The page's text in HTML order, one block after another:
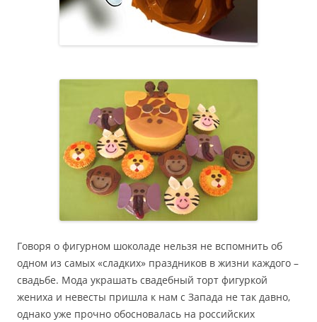
Говоря о фигурном шоколаде нельзя не вспомнить об
одном из самых «сладких» праздников в жизни каждого –
свадьбе. Мода украшать свадебный торт фигуркой
жениха и невесты пришла к нам с Запада не так давно,
однако уже прочно обосновалась на российских